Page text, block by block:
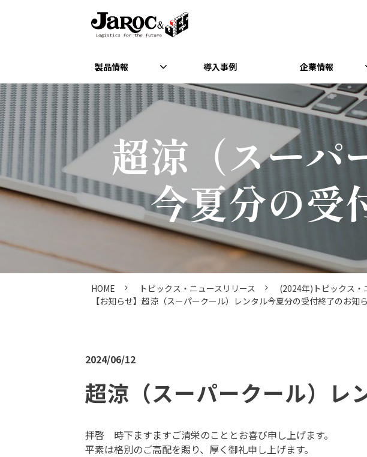
製品情報 導入事例 企業情報
超涼（スーパ
今夏分の受
HOME トピックス・ニュースリリース
(2024年)トピックス・
【お知らせ】超涼（スーパークール）レンタル今夏分の受付終了のお知
2024/06/12
超涼（スーパークール）レ
拝啓 時下ますますご清栄のこととお喜び申し上げます。
平素は格別のご高配を賜り、厚く御礼申し上げます。